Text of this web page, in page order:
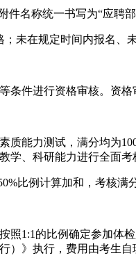
名称统一书写为“应聘
未在规定时间内报名
件进行资格审核。资
质能力测试，满分均为
学、科研能力进行全面考
比例计算加和，考核满
照1:1的比例确定参加
）》执行，费用由考生自